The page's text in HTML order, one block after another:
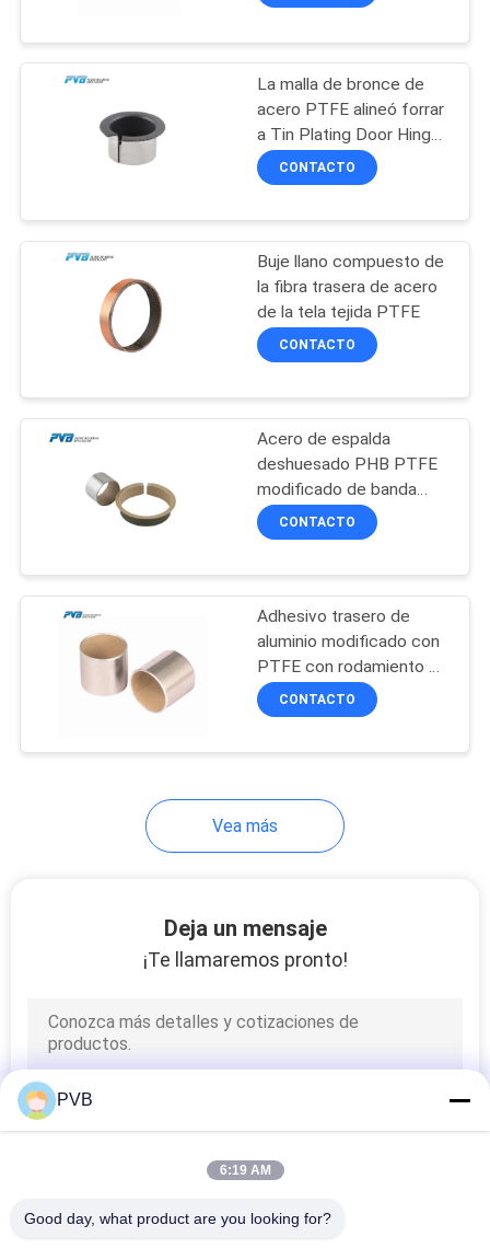
TRABAJO
PRIVACY
POLICY
Buje bimetálico
11
tapada grafito del
desgaste
Transporte herido
filamento
1
Transporte de la
Buje de bronce
sinterizado
La malla de bronce de
acero PTFE alineó forrar
a Tin Plating Door Hinge
Bushing
CONTACTO
Buje llano compuesto de
la fibra trasera de acero
de la tela tejida PTFE
CONTACTO
Acero de espalda
deshuesado PHB PTFE
modificado de banda
blanda de rodamiento de
bujes
CONTACTO
Adhesivo trasero de
aluminio modificado con
PTFE con rodamiento de
lubricante sólido
CONTACTO
Vea más
Deja un mensaje
¡Te llamaremos pronto!
PVB
6:19 AM
Good day, what product are you looking for?